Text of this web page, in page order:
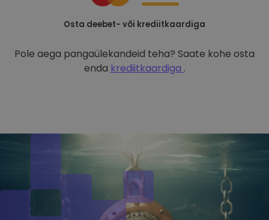
Osta deebet- või krediitkaardiga
Pole aega pangaülekandeid teha? Saate kohe osta
enda krediitkaardiga .